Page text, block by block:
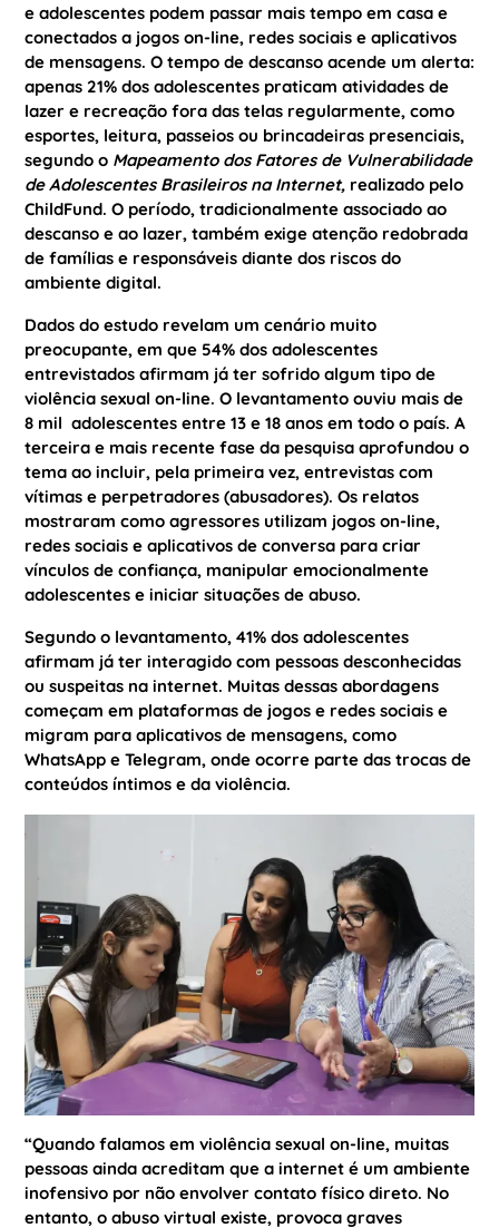
e adolescentes podem passar mais tempo em casa e
conectados a jogos on-line, redes sociais e aplicativos
de mensagens. O tempo de descanso acende um alerta:
apenas 21% dos adolescentes praticam atividades de
lazer e recreação fora das telas regularmente, como
esportes, leitura, passeios ou brincadeiras presenciais,
segundo o Mapeamento dos Fatores de Vulnerabilidade
de Adolescentes Brasileiros na Internet, realizado pelo
ChildFund. O período, tradicionalmente associado ao
descanso e ao lazer, também exige atenção redobrada
de famílias e responsáveis diante dos riscos do
ambiente digital.
Dados do estudo revelam um cenário muito
preocupante, em que 54% dos adolescentes
entrevistados afirmam já ter sofrido algum tipo de
violência sexual on-line. O levantamento ouviu mais de
8 mil adolescentes entre 13 e 18 anos em todo o país. A
terceira e mais recente fase da pesquisa aprofundou o
tema ao incluir, pela primeira vez, entrevistas com
vítimas e perpetradores (abusadores). Os relatos
mostraram como agressores utilizam jogos on-line,
redes sociais e aplicativos de conversa para criar
vínculos de confiança, manipular emocionalmente
adolescentes e iniciar situações de abuso.
Segundo o levantamento, 41% dos adolescentes
afirmam já ter interagido com pessoas desconhecidas
ou suspeitas na internet. Muitas dessas abordagens
começam em plataformas de jogos e redes sociais e
migram para aplicativos de mensagens, como
WhatsApp e Telegram, onde ocorre parte das trocas de
conteúdos íntimos e da violência.
“Quando falamos em violência sexual on-line, muitas
pessoas ainda acreditam que a internet é um ambiente
inofensivo por não envolver contato físico direto. No
entanto, o abuso virtual existe, provoca graves